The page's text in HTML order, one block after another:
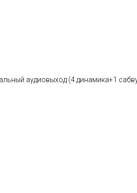
аудиовыход (4 динамика+1